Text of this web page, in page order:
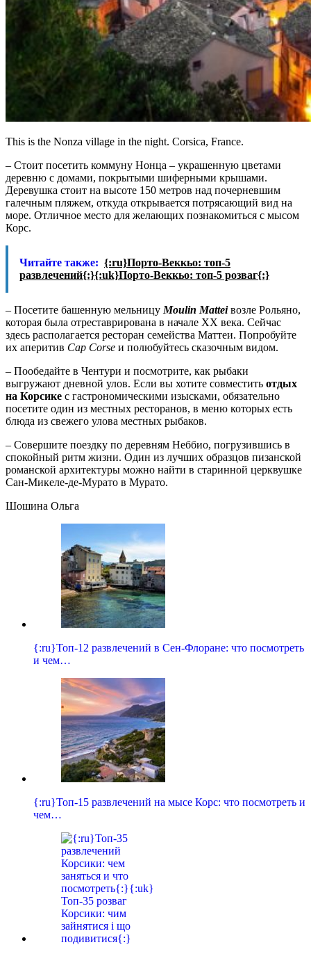
This is the Nonza village in the night. Corsica, France.
– Стоит посетить коммуну Нонца – украшенную цветами
деревню с домами, покрытыми шиферными крышами.
Деревушка стоит на высоте 150 метров над почерневшим
галечным пляжем, откуда открывается потрясающий вид на
море. Отличное место для желающих познакомиться с мысом
Корс.
Читайте также: {:ru}Порто-Веккьо: топ-5
развлечений{:}{:uk}Порто-Веккьо: топ-5 розваг{:}
– Посетите башенную мельницу Moulin Matteiвозле Рольяно,
которая была отреставрирована в начале XX века. Сейчас
здесь располагается ресторан семейства Маттеи. Попробуйте
их аперитив Cap Corse и полюбуйтесь сказочным видом.
– Пообедайте в Чентури и посмотрите, как рыбаки
выгружают дневной улов. Если вы хотите совместить отдых
на Корсике с гастрономическими изысками, обязательно
посетите один из местных ресторанов, в меню которых есть
блюда из свежего улова местных рыбаков.
– Совершите поездку по деревням Неббио, погрузившись в
спокойный ритм жизни. Один из лучших образцов пизанской
романской архитектуры можно найти в старинной церквушке
Сан-Микеле-де-Мурато в Мурато.
Шошина Ольга
{:ru}Топ-12 развлечений в Сен-Флоране: что посмотреть
и чем…
{:ru}Топ-15 развлечений на мысе Корс: что посмотреть и
чем…